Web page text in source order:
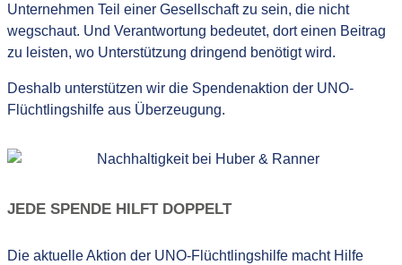
Unternehmen Teil einer Gesellschaft zu sein, die nicht
wegschaut. Und Verantwortung bedeutet, dort einen Beitrag
zu leisten, wo Unterstützung dringend benötigt wird.
Deshalb unterstützen wir die Spendenaktion der UNO-
Flüchtlingshilfe aus Überzeugung.
JEDE SPENDE HILFT DOPPELT
Die aktuelle Aktion der UNO-Flüchtlingshilfe macht Hilfe